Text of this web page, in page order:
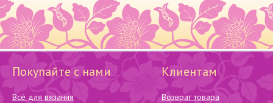
Покупайте с нами
Всё для вязания
Клиентам
Возврат товара